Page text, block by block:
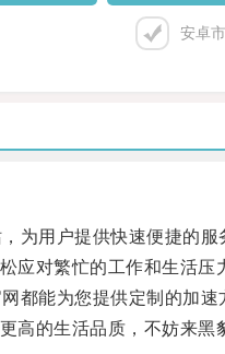
安卓
用户提供快速便捷的服
对繁忙的工作和生活压
能为您提供定制的加速
的生活品质，不妨来黑